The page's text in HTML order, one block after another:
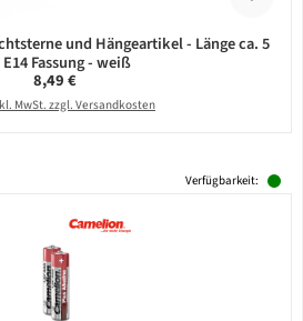
und Hängeartikel - Länge ca. 5
Fassung - weiß
Regulärer Preis:
8,49 €
MwSt. zzgl. Versandkosten
Verfügbarkeit: